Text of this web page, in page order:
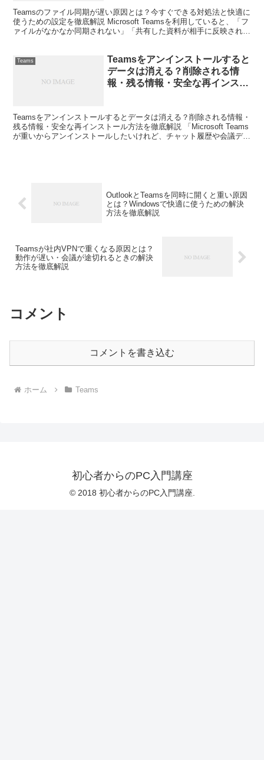
Teamsのファイル同期が遅い原因とは？今すぐできる対処法と快適に
使うための設定を徹底解説 Microsoft Teamsを利用していると、「フ
ァイルがなかなか同期されない」「共有した資料が相手に反映されな
Teams
Teamsをアンインストールすると
データは消える？削除される情
報・残る情報・安全な再インスト
Teamsをアンインストールするとデータは消える？削除される情報・
残る情報・安全な再インストール方法を徹底解説 「Microsoft Teams
が重いからアンインストールしたいけれど、チャット履歴や会議デー
OutlookとTeamsを同時に開くと重い原因
とは？Windowsで快適に使うための解決
方法を徹底解説
Teamsが社内VPNで重くなる原因とは？
動作が遅い・会議が途切れるときの解決
方法を徹底解説
コメント
コメントを書き込む
ホーム Teams
初心者からのPC入門講座
© 2018 初心者からのPC入門講座.